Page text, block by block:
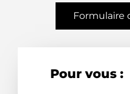
Formulaire
Pour vous :